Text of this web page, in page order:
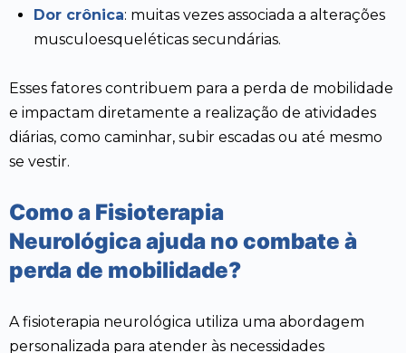
Dor crônica: muitas vezes associada a alterações
musculoesqueléticas secundárias.
Esses fatores contribuem para a perda de mobilidade
e impactam diretamente a realização de atividades
diárias, como caminhar, subir escadas ou até mesmo
se vestir.
Como a Fisioterapia
Neurológica ajuda no combate à
perda de mobilidade?
A fisioterapia neurológica utiliza uma abordagem
personalizada para atender às necessidades